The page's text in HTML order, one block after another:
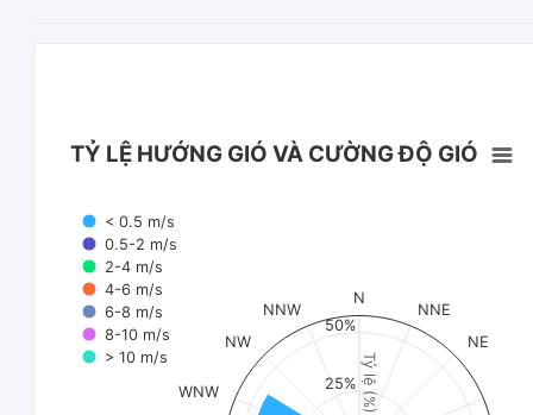
Tỷ lệ (%)
TỶ LỆ HƯỚNG GIÓ VÀ CƯỜNG ĐỘ GIÓ
< 0.5 m/s
0.5-2 m/s
2-4 m/s
4-6 m/s
6-8 m/s
8-10 m/s
> 10 m/s
N
NNE
NE
WNW
NW
NNW
25%
50%